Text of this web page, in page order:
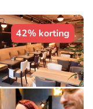
42% korting